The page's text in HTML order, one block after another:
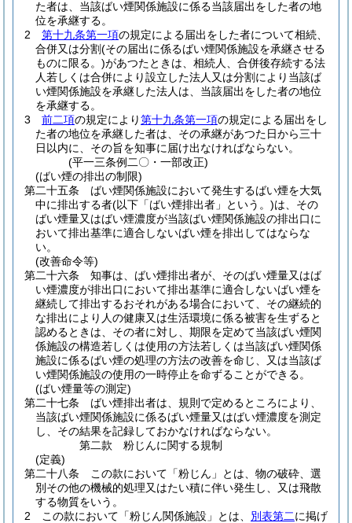
た者は、当該ばい煙関係施設に係る当該届出をした者の地
位を承継する。
2
第十九条第一項の規定による届出をした者について相続、
合併又は分割(その届出に係るばい煙関係施設を承継させる
ものに限る。)があつたときは、相続人、合併後存続する法
人若しくは合併により設立した法人又は分割により当該ば
い煙関係施設を承継した法人は、当該届出をした者の地位
を承継する。
3
前二項の規定により第十九条第一項の規定による届出をし
た者の地位を承継した者は、その承継があつた日から三十
日以内に、その旨を知事に届け出なければならない。
(平一三条例二〇・一部改正)
(ばい煙の排出の制限)
第二十五条
ばい煙関係施設において発生するばい煙を大気
中に排出する者(以下「ばい煙排出者」という。)は、その
ばい煙量又はばい煙濃度が当該ばい煙関係施設の排出口に
おいて排出基準に適合しないばい煙を排出してはならな
い。
(改善命令等)
第二十六条
知事は、ばい煙排出者が、そのばい煙量又はば
い煙濃度が排出口において排出基準に適合しないばい煙を
継続して排出するおそれがある場合において、その継続的
な排出により人の健康又は生活環境に係る被害を生ずると
認めるときは、その者に対し、期限を定めて当該ばい煙関
係施設の構造若しくは使用の方法若しくは当該ばい煙関係
施設に係るばい煙の処理の方法の改善を命じ、又は当該ば
い煙関係施設の使用の一時停止を命ずることができる。
(ばい煙量等の測定)
第二十七条
ばい煙排出者は、規則で定めるところにより、
当該ばい煙関係施設に係るばい煙量又はばい煙濃度を測定
し、その結果を記録しておかなければならない。
第二款
粉じんに関する規制
(定義)
第二十八条
この款において「粉じん」とは、物の破砕、選
別その他の機械的処理又はたい積に伴い発生し、又は飛散
する物質をいう。
2
この款において「粉じん関係施設」とは、 別表第二に掲げ